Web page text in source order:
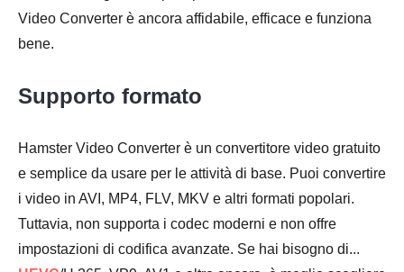
Video Converter è ancora affidabile, efficace e funziona
bene.
Supporto formato
Hamster Video Converter è un convertitore video gratuito
e semplice da usare per le attività di base. Puoi convertire
i video in AVI, MP4, FLV, MKV e altri formati popolari.
Tuttavia, non supporta i codec moderni e non offre
impostazioni di codifica avanzate. Se hai bisogno di...